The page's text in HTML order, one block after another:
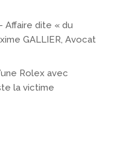
Affaire dite « du
GALLIER, Avocat
Rolex avec
la victime